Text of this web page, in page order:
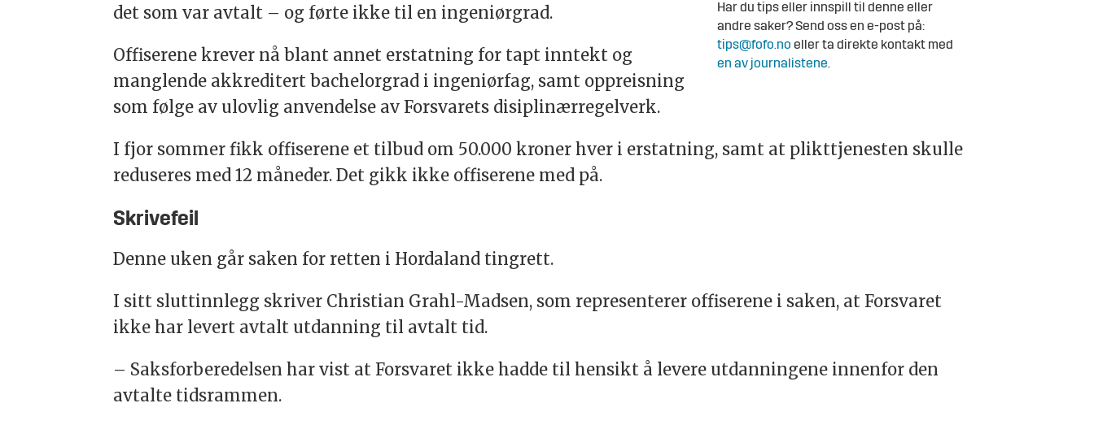
Har du tips eller innspill til denne eller
andre saker? Send oss en e-post på:
tips@fofo.no eller ta direkte kontakt med
en av journalistene.
det som var avtalt – og førte ikke til en ingeniørgrad.
Offiserene krever nå blant annet erstatning for tapt inntekt og
manglende akkreditert bachelorgrad i ingeniørfag, samt oppreisning
som følge av ulovlig anvendelse av Forsvarets disiplinærregelverk.
I fjor sommer fikk offiserene et tilbud om 50.000 kroner hver i erstatning, samt at plikttjenesten skulle
reduseres med 12 måneder. Det gikk ikke offiserene med på.
Skrivefeil
Denne uken går saken for retten i Hordaland tingrett.
I sitt sluttinnlegg skriver Christian Grahl-Madsen, som representerer offiserene i saken, at Forsvaret
ikke har levert avtalt utdanning til avtalt tid.
– Saksforberedelsen har vist at Forsvaret ikke hadde til hensikt å levere utdanningene innenfor den
avtalte tidsrammen.